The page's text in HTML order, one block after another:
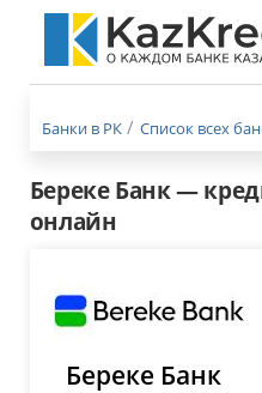
Меню
Банки в РК Список всех
Береке Банк —
онлайн
Береке Банк